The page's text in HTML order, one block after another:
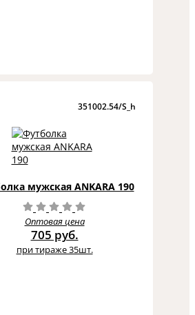
351002.54/S_h
мужская ANKARA 190
Оптовая цена
705 руб.
при тираже 35шт.